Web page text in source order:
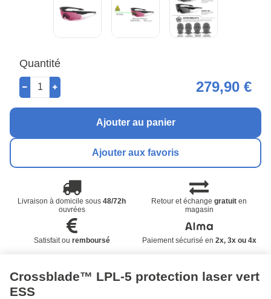
Quantité
279,90 €
Ajouter au panier
Ajouter aux favoris
Livraison à domicile sous48/72h
ouvrées
Retour et échangegratuit en
magasin
Satisfait ou remboursé Paiement sécurisé en 2x, 3x ou 4x
Crossblade™ LPL-5 protection laser vert
ESS